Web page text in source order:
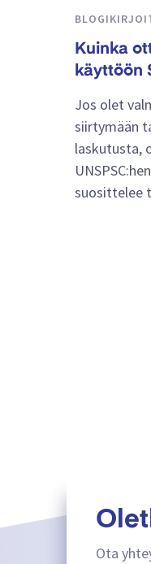
Kuinka
käyttöön
Jos olet
siirtymään
laskutusta,
Ota